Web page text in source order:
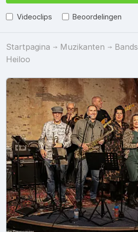
Videoclips Beoordelingen
Startpagina Muzikanten Bands
Heiloo